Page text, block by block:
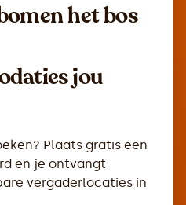
het bos
jou
Plaats gratis een
en je ontvangt
vergaderlocaties in